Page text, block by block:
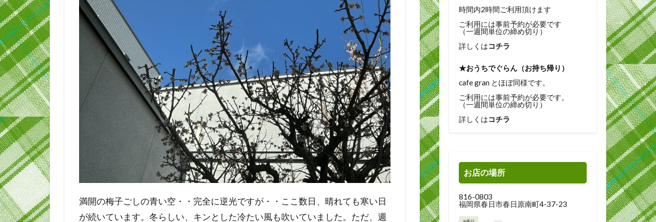
満開の梅子ごしの青い空・・完全に逆光ですが・・ここ数日、晴れても寒い日
が続いています。冬らしい、キンとした冷たい風も吹いていました。ただ、週
時間内2時間ご利用頂けます
ご利用には事前予約が必要です
（一週間単位の締め切り）
詳しくはコチラ
★おうちでぐらん（お持ち帰り）
cafe gran とほぼ同様です。
ご利用には事前予約が必要です。
（一週間単位の締め切り）
詳しくはコチラ
お店の場所
816-0803
福岡県春日市春日原南町4-37-23